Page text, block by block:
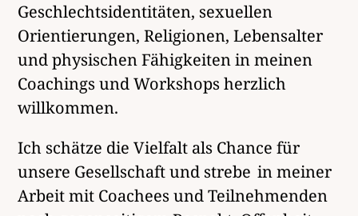
Geschlechtsidentitäten, sexuellen
Orientierungen, Religionen, Lebensalter
und physischen Fähigkeiten in meinen
Coachings und Workshops herzlich
willkommen.
Ich schätze die Vielfalt als Chance für
unsere Gesellschaft und strebe in meiner
Arbeit mit Coachees und Teilnehmenden